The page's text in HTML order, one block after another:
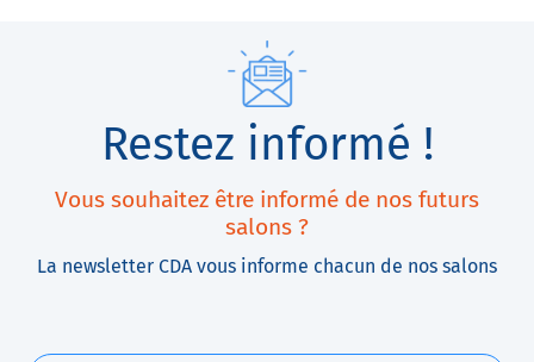
Restez informé !
Vous souhaitez être informé de nos futurs
salons ?
La newsletter CDA vous informe chacun de nos salons